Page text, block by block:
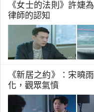
《女士的法則》許婕
律師的認知
《新居之約》：宋曉
化，觀眾氣憤